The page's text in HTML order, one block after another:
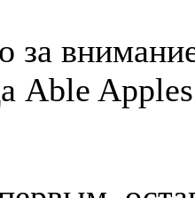
за
Able Apples